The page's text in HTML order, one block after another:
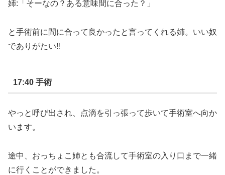
姉: 「そーなの？ある意味間に合った？」
と手術前に間に合って良かったと言ってくれる姉。いい奴
でありがたい‼︎
17:40 手術
やっと呼び出され、点滴を引っ張って歩いて手術室へ向か
います。
途中、おっちょこ姉とも合流して手術室の入り口まで一緒
に行くことができました。